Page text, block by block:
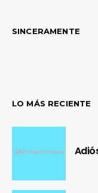
SINCERAMENTE
LO MÁS RECIENTE